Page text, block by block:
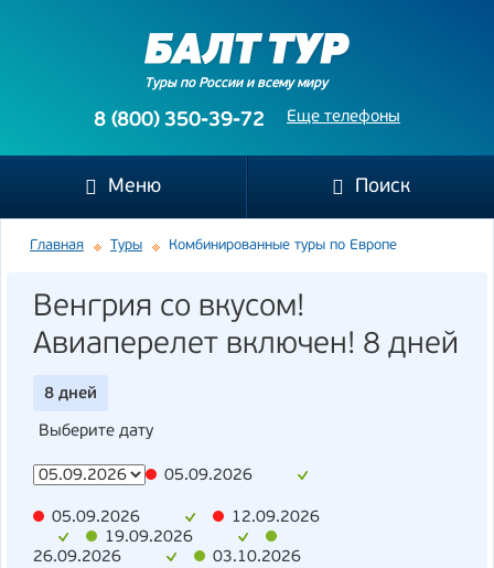
Туры по России и всему миру
Еще телефоны
8 (800) 350-39-72
Меню Поиск
Главная Туры Комбинированные туры по Европе
Венгрия со вкусом!
Авиаперелет включен! 8 дней
8 дней
Выберите дату
05.09.2026
05.09.2026
12.09.2026
19.09.2026
26.09.2026
03.10.2026